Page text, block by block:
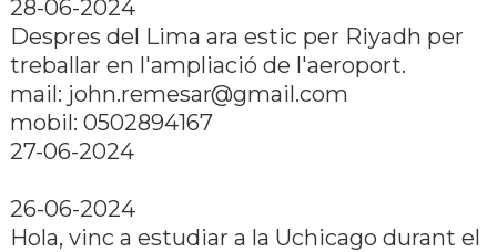
28-06-2024
Despres del Lima ara estic per Riyadh per
treballar en l'ampliació de l'aeroport.
mail: john.remesar@gmail.com
mobil: 0502894167
27-06-2024
26-06-2024
Hola, vinc a estudiar a la Uchicago durant el